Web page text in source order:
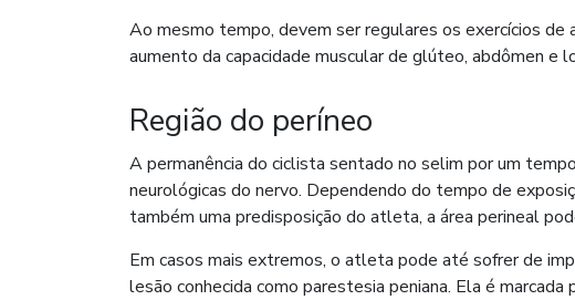
Ao mesmo tempo, devem ser regulares os exercícios
aumento da capacidade muscular de glúteo, abdômen e
Região do períneo
A permanência do ciclista sentado no selim por um
neurológicas do nervo. Dependendo do tempo de
também uma predisposição do atleta, a área perineal
Em casos mais extremos, o atleta pode até sofrer de
lesão conhecida como parestesia peniana. Ela é